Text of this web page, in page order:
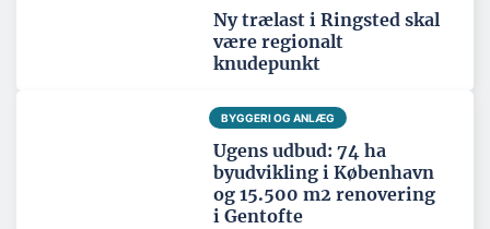
Ny trælast i Ringsted skal
være regionalt
knudepunkt
BYGGERI OG ANLÆG
Ugens udbud: 74 ha
byudvikling i København
og 15.500 m2 renovering
i Gentofte